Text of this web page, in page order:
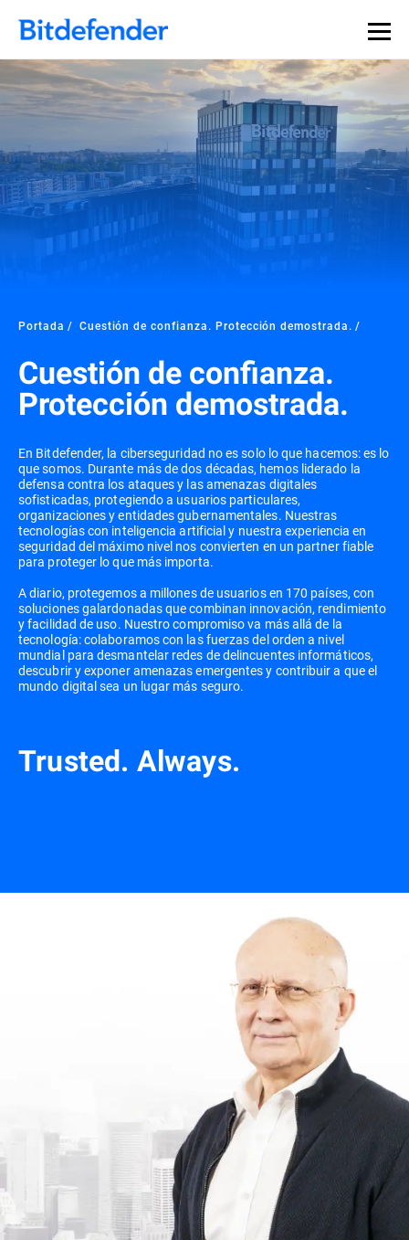
Portada Cuestión de confianza. Protección demostrada.
Cuestión de confianza.
Protección demostrada.
En Bitdefender, la ciberseguridad no es solo lo que hacemos: es lo
que somos. Durante más de dos décadas, hemos liderado la
defensa contra los ataques y las amenazas digitales
sofisticadas, protegiendo a usuarios particulares,
organizaciones y entidades gubernamentales. Nuestras
tecnologías con inteligencia artificial y nuestra experiencia en
seguridad del máximo nivel nos convierten en un partner fiable
para proteger lo que más importa.
A diario, protegemos a millones de usuarios en 170 países, con
soluciones galardonadas que combinan innovación, rendimiento
y facilidad de uso. Nuestro compromiso va más allá de la
tecnología: colaboramos con las fuerzas del orden a nivel
mundial para desmantelar redes de delincuentes informáticos,
descubrir y exponer amenazas emergentes y contribuir a que el
mundo digital sea un lugar más seguro.
Trusted. Always.